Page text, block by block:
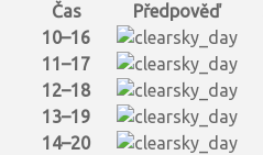
Čas Předpověď
10–16
11–17
12–18
13–19
14–20